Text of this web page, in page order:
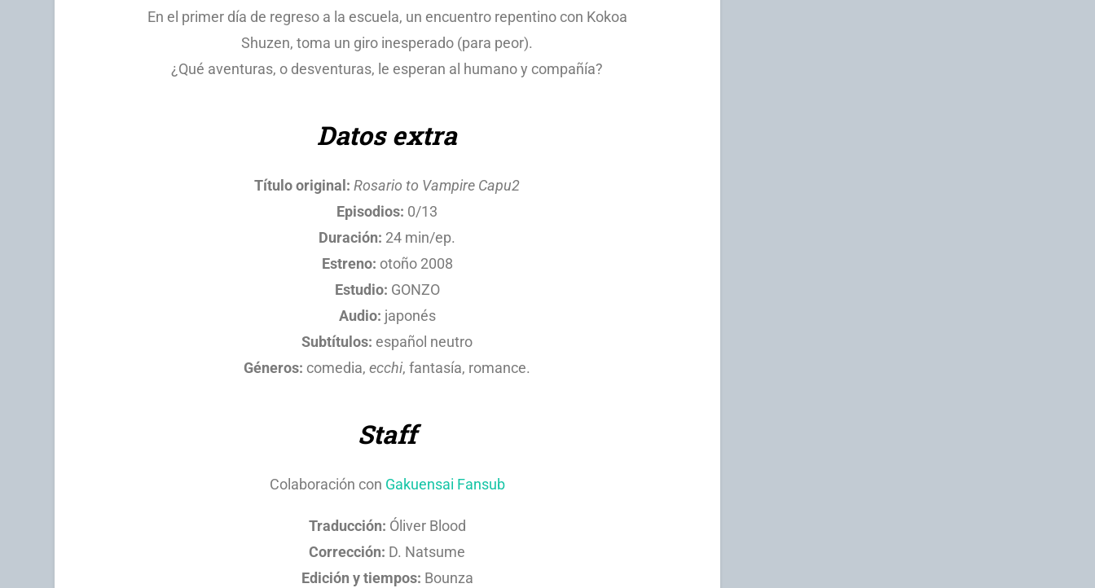
En el primer día de regreso a la escuela, un encuentro repentino con Kokoa
Shuzen, toma un giro inesperado (para peor).
¿Qué aventuras, o desventuras, le esperan al humano y compañía?
Datos extra
Título original: Rosario to Vampire Capu2
Episodios: 0/13
Duración: 24 min/ep.
Estreno: otoño 2008
Estudio: GONZO
Audio: japonés
Subtítulos: español neutro
Géneros: comedia,ecchi, fantasía, romance.
Staff
Colaboración con Gakuensai Fansub
Traducción: Óliver Blood
Corrección: D. Natsume
Edición y tiempos: Bounza